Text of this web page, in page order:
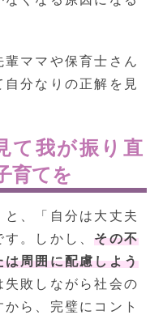
ママや保育士さん
分なりの正解を見
て我が振り直
育てを
、「自分は大丈夫
す。しかし、その不
は周囲に配慮しよう
失敗しながら社会の
ら、完璧にコント